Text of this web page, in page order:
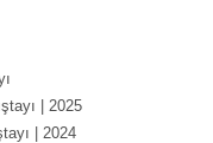
| 2025
| 2024